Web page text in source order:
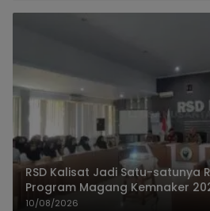
RSD Kalisat Jadi Satu-satunya
Program Magang Kemnaker
Praktik
10/08/2026